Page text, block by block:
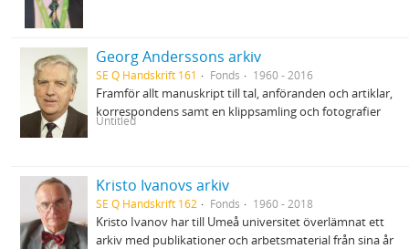
Georg Anderssons arkiv
SE Q Handskrift 161 Fonds 1960 - 2016
Framför allt manuskript till tal, anföranden och artiklar,
korrespondens samt en klippsamling och fotografier
Untitled
Kristo Ivanovs arkiv
SE Q Handskrift 162 Fonds 1960 - 2018
Kristo Ivanov har till Umeå universitet överlämnat ett
arkiv med publikationer och arbetsmaterial från sina år